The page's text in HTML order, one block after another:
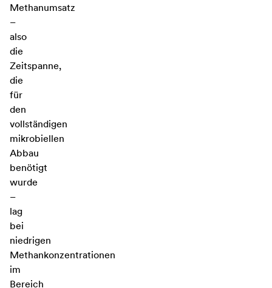
Methanumsatz
–
also
die
Zeitspanne,
die
für
den
vollständigen
mikrobiellen
Abbau
benötigt
wurde
–
lag
bei
niedrigen
Methankonzentrationen
im
Bereich